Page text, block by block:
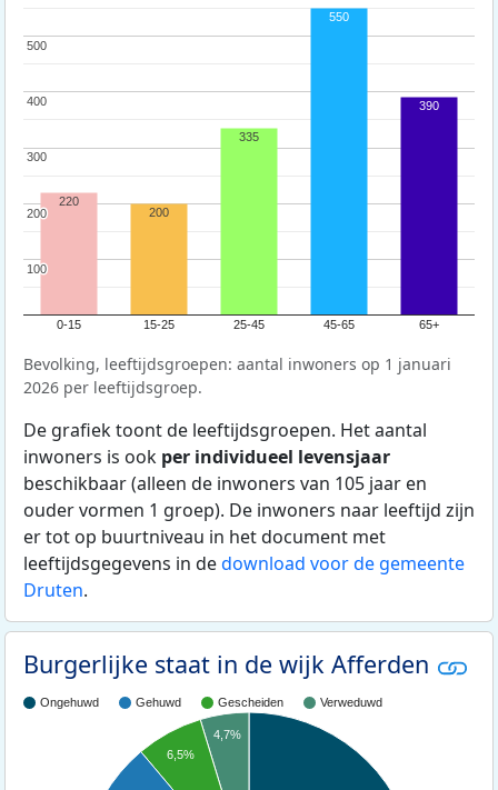
0-15 15-25 25-45 45-65 65+
100
100
200
200
300
300
400
400
500
500
220
200
335
550
390
Bevolking, leeftijdsgroepen: aantal inwoners op 1 januari
2026 per leeftijdsgroep.
De grafiek toont de leeftijdsgroepen. Het aantal
inwoners is ook per individueel levensjaar
beschikbaar (alleen de inwoners van 105 jaar en
ouder vormen 1 groep). De inwoners naar leeftijd zijn
er tot op buurtniveau in het document met
leeftijdsgegevens in dedownload voor de gemeente
Druten.
Burgerlijke staat in de wijk Afferden
Ongehuwd Gehuwd Gescheiden Verweduwd
4,7%
6,5%